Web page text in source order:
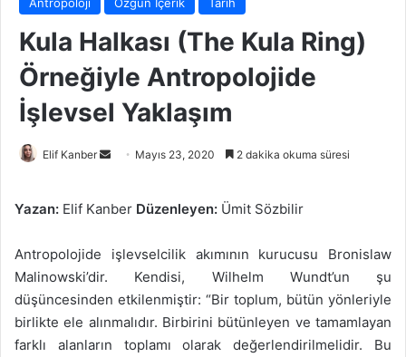
Kula Halkası (The Kula Ring)
Örneğiyle Antropolojide
İşlevsel Yaklaşım
Elif Kanber
Bir
göndermek
Mayıs 23, 2020 2 dakika okuma süresi
Yazan: Elif Kanber Düzenleyen: Ümit Sözbilir
Antropolojide işlevselcilik akımının kurucusu Bronislaw
Malinowski’dir. Kendisi, Wilhelm Wundt’un şu
düşüncesinden etkilenmiştir: “Bir toplum, bütün yönleriyle
birlikte ele alınmalıdır. Birbirini bütünleyen ve tamamlayan
farklı alanların toplamı olarak değerlendirilmelidir. Bu